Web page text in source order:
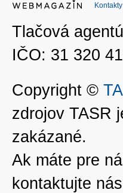
Kontakty
Tlačová
IČO: 31 320
Copyright ©
zdrojov TASR
zakázané.
Ak máte pre
kontaktujte